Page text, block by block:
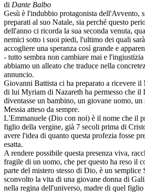
di Dante Balbo
Gesù è l'indubbio protagonista dell'Avvento,
preparati al suo Natale, sia perché questo
dell'anno ci ricorda la sua seconda venuta,
nemici sotto i suoi piedi, l'ultimo dei quali
accogliere una speranza così grande e
- tutto sembra non cambiare mai e
abbiamo un alleato che traduce nella
annuncio.
Giovanni Battista ci ha preparato a ricevere il
di lui Myriam di Nazareth ha permesso che
diventasse un bambino, un giovane uomo, un
Messia atteso da sempre.
L'Emmanuele (Dio con noi) è il nome che il
figlio della vergine, già 7 secoli prima di
avere l'idea di quanto questa profezia fosse
esatta.
A rendere possibile questa presenza viva,
fragile di un uomo, che per questo ha reso il
parte del mistero stesso di Dio, è un semplice
sconvolto la vita di una giovane donna di
nella regina dell'universo, madre di quel